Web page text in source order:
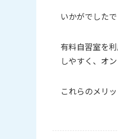
いかがでしたで
有料自習室を
しやすく、オ
これらのメリ